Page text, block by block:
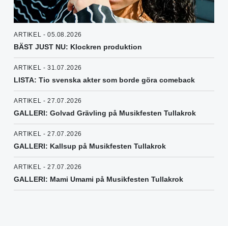
ARTIKEL - 05.08.2026
BÄST JUST NU: Klockren produktion
ARTIKEL - 31.07.2026
LISTA: Tio svenska akter som borde göra comeback
ARTIKEL - 27.07.2026
GALLERI: Golvad Grävling på Musikfesten Tullakrok
ARTIKEL - 27.07.2026
GALLERI: Kallsup på Musikfesten Tullakrok
ARTIKEL - 27.07.2026
GALLERI: Mami Umami på Musikfesten Tullakrok